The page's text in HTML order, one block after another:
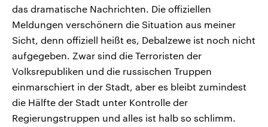
das dramatische Nachrichten. Die offiziellen
Meldungen verschönern die Situation aus meiner
Sicht, denn offiziell heißt es, Debalzewe ist noch nicht
aufgegeben. Zwar sind die Terroristen der
Volksrepubliken und die russischen Truppen
einmarschiert in der Stadt, aber es bleibt zumindest
die Hälfte der Stadt unter Kontrolle der
Regierungstruppen und alles ist halb so schlimm.